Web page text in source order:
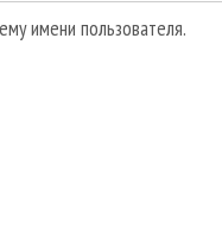
имени пользователя.